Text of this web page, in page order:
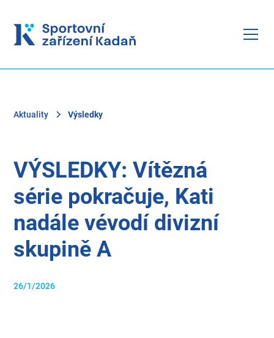
Aktuality Výsledky
VÝSLEDKY: Vítězná
série pokračuje, Kati
nadále vévodí divizní
skupině A
26/1/2026